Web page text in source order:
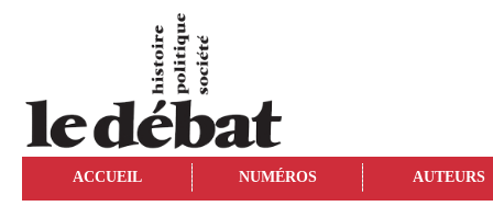
ACCUEIL NUMÉROS AUTEURS